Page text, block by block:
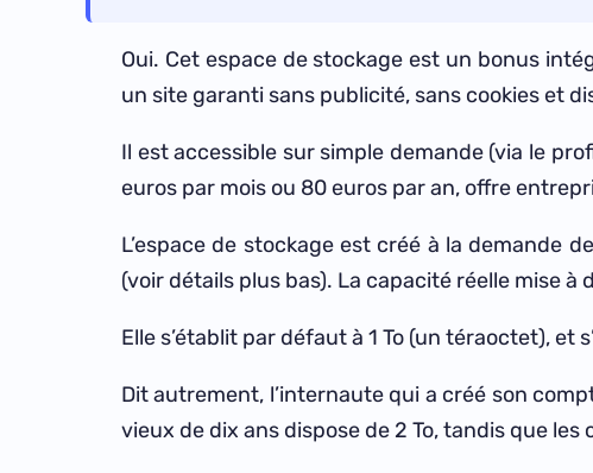
Oui. Cet espace de stockage est un bonus
un site garanti sans publicité, sans cookies et
Il est accessible sur simple demande (via le
euros par mois ou 80 euros par an, offre
L’espace de stockage est créé à la demande
(voir détails plus bas). La capacité réelle mise
Elle s’établit par défaut à 1 To (un téraoctet),
Dit autrement, l’internaute qui a créé son
vieux de dix ans dispose de 2 To, tandis que